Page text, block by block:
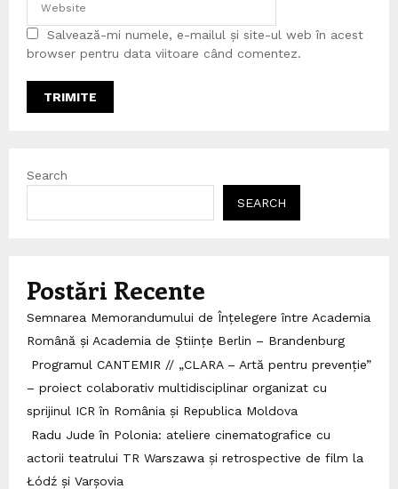
Salvează-mi numele, e-mailul și site-ul web în acest
browser pentru data viitoare când comentez.
Search
SEARCH
Postări Recente
Semnarea Memorandumului de Înțelegere între Academia
Română și Academia de Științe Berlin – Brandenburg
Programul CANTEMIR // „CLARA – Artă pentru prevenție”
– proiect colaborativ multidisciplinar organizat cu
sprijinul ICR în România și Republica Moldova
Radu Jude în Polonia: ateliere cinematografice cu
actorii teatrului TR Warszawa și retrospective de film la
Łódź și Varșovia